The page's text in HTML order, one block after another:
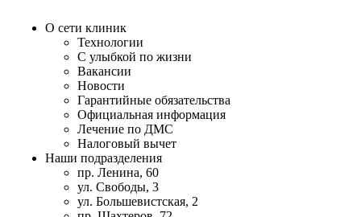
О сети клиник
Технологии
С улыбкой по жизни
Вакансии
Новости
Гарантийные обязательства
Официальная информация
Лечение по ДМС
Налоговый вычет
Наши подразделения
пр. Ленина, 60
ул. Свободы, 3
ул. Большевистская, 2